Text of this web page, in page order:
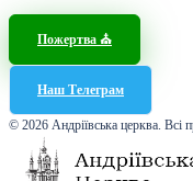
Пожертва ⛪️
Наш Телеграм
© 2026 Андріївська церква. Всі